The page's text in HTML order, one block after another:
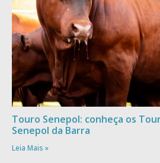
Touro Senepol: conheça os
Senepol da Barra
Leia Mais »